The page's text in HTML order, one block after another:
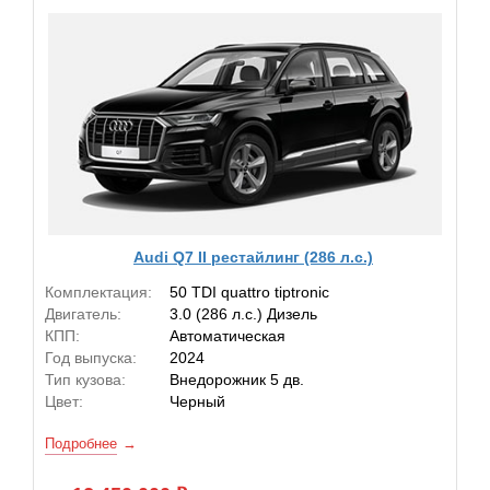
Audi Q7 II рестайлинг (286 л.с.)
Комплектация:
50 TDI quattro tiptronic
Двигатель:
3.0 (286 л.с.) Дизель
КПП:
Автоматическая
Год выпуска:
2024
Тип кузова:
Внедорожник 5 дв.
Цвет:
Черный
Подробнее